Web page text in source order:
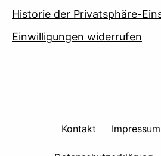
Historie der Privatsphäre-
Einwilligungen widerrufen
Kontakt